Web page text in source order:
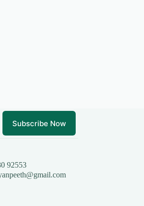
Subscribe Now
92553